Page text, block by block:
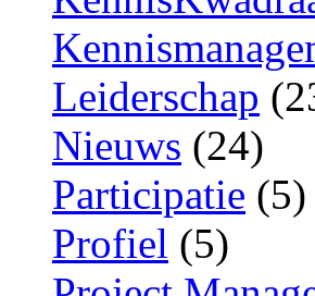
Leiderschap
Nieuws (24)
Participatie (5)
Profiel (5)